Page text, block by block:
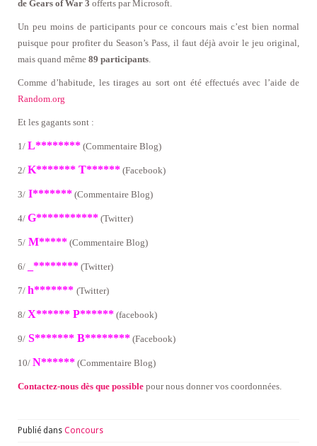
de Gears of War 3 offerts par Microsoft.
Un peu moins de participants pour ce concours mais c’est bien normal
puisque pour profiter du Season’s Pass, il faut déjà avoir le jeu original,
mais quand même 89 participants.
Comme d’habitude, les tirages au sort ont été effectués avec l’aide de
Random.org
Et les gagants sont :
1/ L******** (Commentaire Blog)
2/ K******* T****** (Facebook)
3/ I******* (Commentaire Blog)
4/ G*********** (Twitter)
5/ M***** (Commentaire Blog)
6/ _******** (Twitter)
7/ h******* (Twitter)
8/ X****** P****** (facebook)
9/ S******* B******** (Facebook)
10/ N****** (Commentaire Blog)
Contactez-nous dès que possible pour nous donner vos coordonnées.
Publié dans Concours